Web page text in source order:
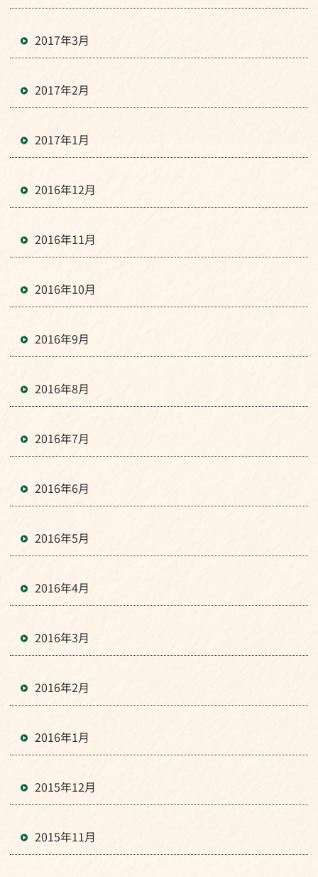
2017年3月
2017年2月
2017年1月
2016年12月
2016年11月
2016年10月
2016年9月
2016年8月
2016年7月
2016年6月
2016年5月
2016年4月
2016年3月
2016年2月
2016年1月
2015年12月
2015年11月